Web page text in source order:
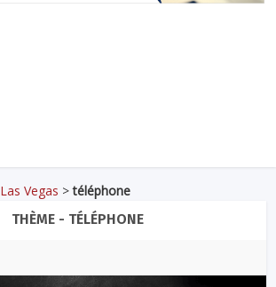
Las Vegas >téléphone
THÈME - TÉLÉPHONE